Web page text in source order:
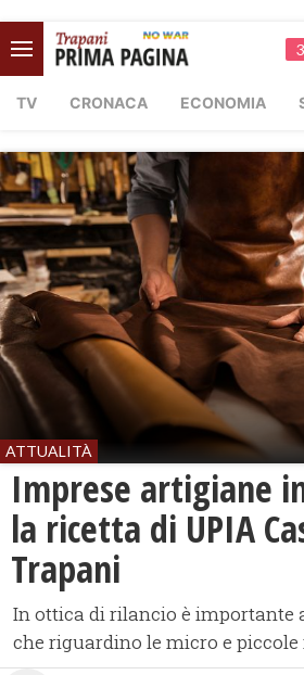
TV CRONACA ECONOMIA
ATTUALITÀ
Imprese artigiane
la ricetta di UPIA
Trapani
In ottica di rilancio è importante
che riguardino le micro e piccole